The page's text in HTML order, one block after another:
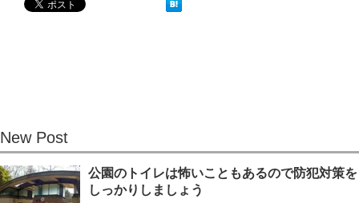
壁紙の修復方法！剥がれを自分で直す
方法とキレイに仕上げるコツ
New Post
公園のトイレは怖いこともあるので防犯対策を
しっかりしましょう